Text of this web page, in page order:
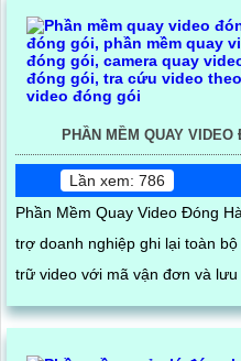
PHẦN MỀM QUAY VIDEO
Lần xem: 786
Phần Mềm Quay Video Đóng
trợ doanh nghiệp ghi lại toàn
trữ video với mã vận đơn và